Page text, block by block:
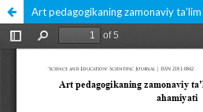
Art pedagogikaning zamonaviy